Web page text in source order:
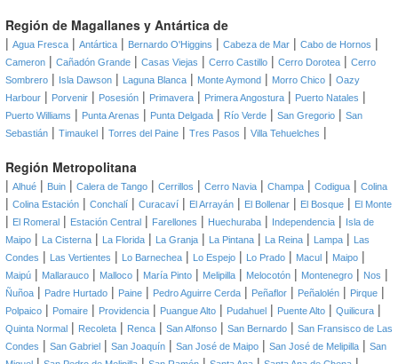
Región de Magallanes y Antártica de
| Agua Fresca | Antártica | Bernardo O'Higgins | Cabeza de Mar | Cabo de Hornos |
Cameron | Cañadón Grande | Casas Viejas | Cerro Castillo | Cerro Dorotea | Cerro
Sombrero | Isla Dawson | Laguna Blanca | Monte Aymond | Morro Chico | Oazy
Harbour | Porvenir | Posesión | Primavera | Primera Angostura | Puerto Natales |
Puerto Williams | Punta Arenas | Punta Delgada | Río Verde | San Gregorio | San
Sebastián | Timaukel | Torres del Paine | Tres Pasos | Villa Tehuelches |
Región Metropolitana
| Alhué | Buin | Calera de Tango | Cerrillos | Cerro Navia | Champa | Codigua | Colina
| Colina Estación | Conchalí | Curacaví | El Arrayán | El Bollenar | El Bosque | El Monte
| El Romeral | Estación Central | Farellones | Huechuraba | Independencia |
Isla de
Maipo | La Cisterna | La Florida | La Granja | La Pintana | La Reina | Lampa |
Las
Condes | Las Vertientes | Lo Barnechea | Lo Espejo | Lo Prado | Macul | Maipo |
Maipú | Mallarauco | Malloco | María Pinto | Melipilla | Melocotón | Montenegro | Nos |
Ñuñoa | Padre Hurtado | Paine | Pedro Aguirre Cerda | Peñaflor | Peñalolén | Pirque |
Polpaico | Pomaire | Providencia | Puangue Alto | Pudahuel | Puente Alto | Quilicura |
Quinta Normal | Recoleta | Renca | San Alfonso | San Bernardo | San Fransisco de Las
Condes | San Gabriel | San Joaquín | San José de Maipo | San José de Melipilla | San